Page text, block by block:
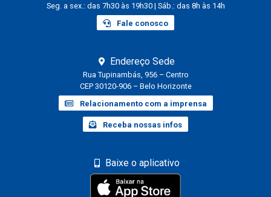
Seg. a sex.: das 7h30 às 19h30 | Sáb.: das 8h às 14h
Fale conosco
Endereço Sede
Rua Tupinambás, 956 – Centro
CEP 30120-906 – Belo Horizonte
Relacionamento com a imprensa
Receba nossas infos
Baixe o aplicativo